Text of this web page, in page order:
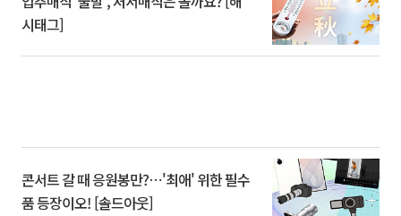
시태그]
콘서트 갈 때 응원봉만?⋯'최애' 위한 필수
품 등장이오! [솔드아웃]